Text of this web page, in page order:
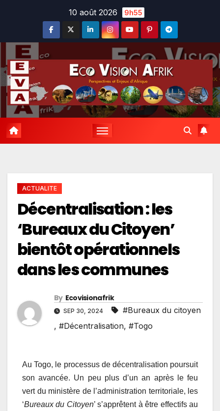
10 août 2026 9h55
ACTUALITE
Décentralisation : les
‘Bureaux du Citoyen’
bientôt opérationnels
dans les communes
By Ecovisionafrik
SEP 30, 2024
#Bureaux du citoyen
, #Décentralisation, #Togo
Au Togo, le processus de décentralisation poursuit
son avancée. Un peu plus d’un an après le feu
vert du ministère de l’administration territoriale, les
‘Bureaux du Citoyen’ s’apprêtent à être effectifs au